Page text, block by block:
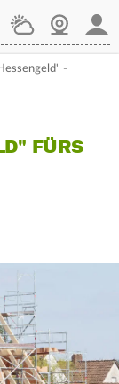
WetterWebcam
-
FÜRS